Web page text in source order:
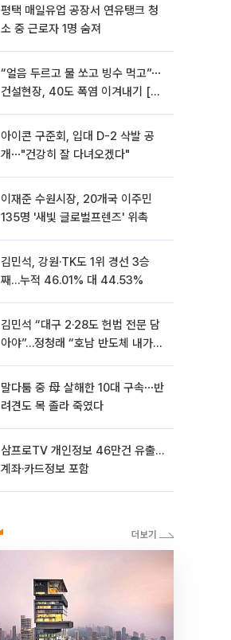
평택 매일유업 공장서 연유탱크 청
소 중 근로자 1명 숨져
“얼음 두르고 물 쏘고 빙수 먹고”⋯
건설현장, 40도 폭염 이겨내기 [르
아이콘 구준회, 입대 D-2 삭발 공
개⋯"건강히 잘 다녀오겠다"
이재준 수원시장, 20개국 이주민
135명 '새빛 글로벌프렌즈' 위촉
김민석, 강원·TK도 1위 경선 3승
째…누적 46.01% 대 44.53%
김민석 “대구 2·28도 헌법 전문 담
아야”…정청래 “호남 반도체 내가
말다툼 중 母 살해한 10대 구속⋯반
려견도 목 졸라 죽였다
삼프로TV 개인정보 46만건 유출…
계좌·카드정보 포함